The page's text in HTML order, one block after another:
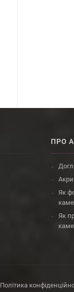
ПРО
Як
Як
Політика